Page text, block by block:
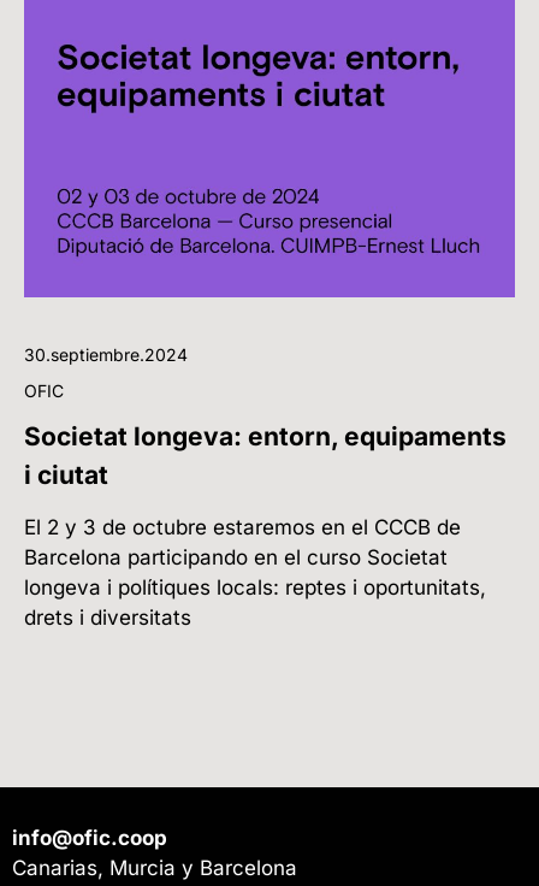
30.septiembre.2024
OFIC
Societat longeva: entorn, equipaments
i ciutat
El 2 y 3 de octubre estaremos en el CCCB de
Barcelona participando en el curso Societat
longeva i polítiques locals: reptes i oportunitats,
drets i diversitats
info@ofic.coop
Canarias, Murcia y Barcelona